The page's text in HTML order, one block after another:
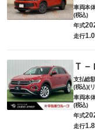
車両本
(税込)
年式
走行
Ｔ－
支払総
(税込)(
車両本
(税込)
年式
走行